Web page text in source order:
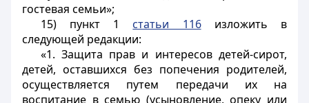
гостевая семьи»;
15) пункт 1 статьи 116изложить в
следующей редакции:
«1. Защита прав и интересов детей-сирот,
детей, оставшихся без попечения родителей,
осуществляется путем передачи их на
воспитание в семью (усыновление, опеку или